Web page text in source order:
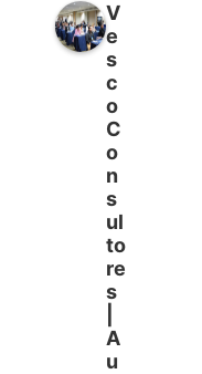
V
e
s
c
o
C
o
n
s
ul
to
re
s
A
u